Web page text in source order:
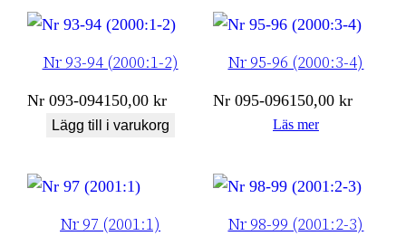
Nr 93-94 (2000:1-2)
Nr 093-094150,00kr
Lägg till i varukorg
Nr 95-96 (2000:3-4)
Nr 095-096150,00kr
Läs mer
Nr 97 (2001:1) Nr 98-99 (2001:2-3)